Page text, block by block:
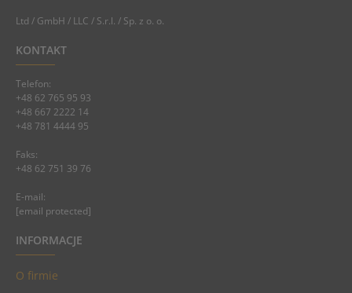
Ltd / GmbH / LLC / S.r.l. / Sp. z o. o.
KONTAKT
Telefon:
+48 62 765 95 93
+48 667 2222 14
+48 781 4444 95
Faks:
+48 62 751 39 76
E-mail:
[email protected]
INFORMACJE
O firmie